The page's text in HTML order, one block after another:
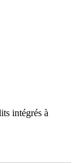
intégrés à